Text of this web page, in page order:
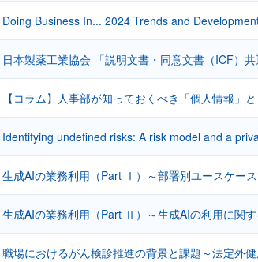
Doing Business In... 2024 Trends and
日本製薬工業協会 「説明文書・同意文書（ICF）
【コラム】人事部が知っておくべき「個人情報」と
Identifying undefined risks: A risk model and a
生成AIの業務利用（Part Ⅰ）～部署別ユースケー
生成AIの業務利用（Part Ⅱ）～生成AIの利用に関
職場におけるがん検診推進の背景と課題～法定外